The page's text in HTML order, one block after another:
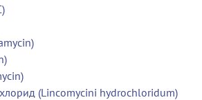
(Lincomycini hydrochloridum)